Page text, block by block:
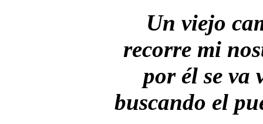
Un viejo
recorre mi
por él se va
buscando el